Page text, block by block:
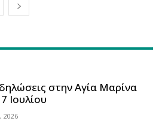
στην Αγία Μαρίνα
Ιουλίου
2026